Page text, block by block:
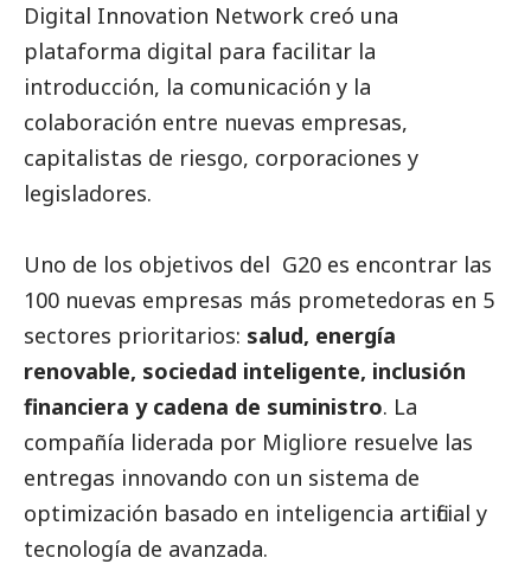
Digital Innovation Network creó una
plataforma digital para facilitar la
introducción, la comunicación y la
colaboración entre nuevas empresas,
capitalistas de riesgo, corporaciones y
legisladores.
Uno de los objetivos del G20 es encontrar las
100 nuevas empresas más prometedoras en 5
sectores prioritarios: salud, energía
renovable, sociedad inteligente, inclusión
financiera y cadena de suministro. La
compañía liderada por Migliore resuelve las
entregas innovando con un sistema de
optimización basado en inteligencia artificial y
tecnología de avanzada.